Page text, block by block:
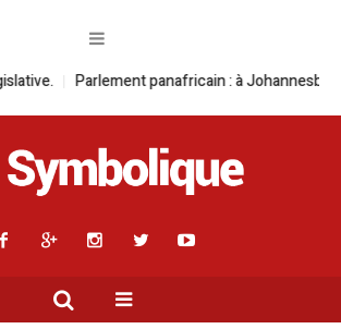
panafricain : à Johannesburg, Aimé Boji